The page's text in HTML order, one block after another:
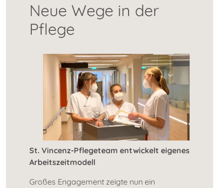
Neue Wege in der
Pflege
St. Vincenz-Pflegeteam entwickelt eigenes
Arbeitszeitmodell
Großes Engagement zeigte nun ein